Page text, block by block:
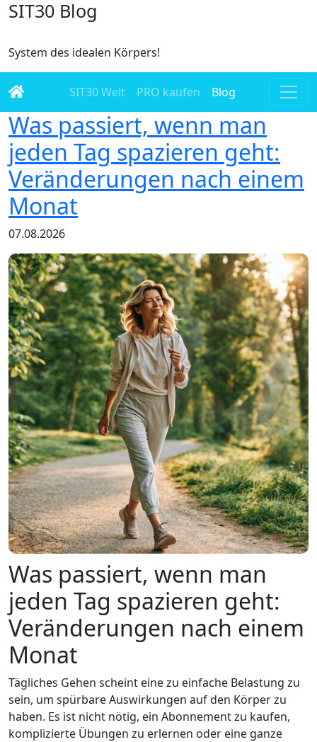
SIT30 Blog
System des idealen Körpers!
SIT30 Welt PRO kaufen Blog
Was passiert, wenn man
jeden Tag spazieren geht:
Veränderungen nach einem
Monat
07.08.2026
Was passiert, wenn man
jeden Tag spazieren geht:
Veränderungen nach einem
Monat
Tägliches Gehen scheint eine zu einfache Belastung zu
sein, um spürbare Auswirkungen auf den Körper zu
haben. Es ist nicht nötig, ein Abonnement zu kaufen,
komplizierte Übungen zu erlernen oder eine ganze